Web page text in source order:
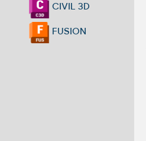
CIVIL 3D
FUSION